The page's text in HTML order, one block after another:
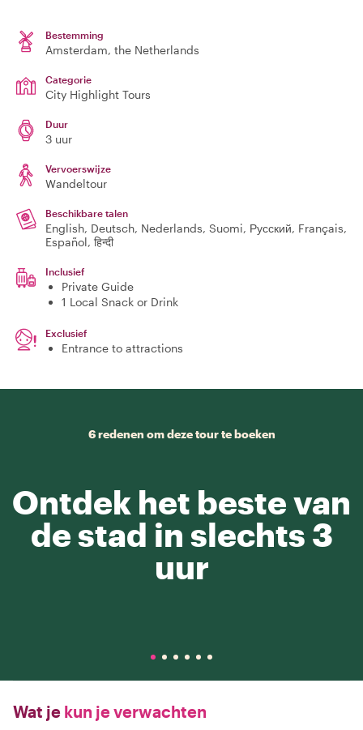
Bestemming
Amsterdam, the Netherlands
Categorie
City Highlight Tours
Duur
3 uur
Vervoerswijze
Wandeltour
Beschikbare talen
English, Deutsch, Nederlands, Suomi, Русский, Français,
Español, हिन्दी
Inclusief
Private Guide
1 Local Snack or Drink
Exclusief
Entrance to attractions
6 redenen om deze tour te boeken
Ontdek het beste van
de stad in slechts 3
uur
Wat je kun je verwachten